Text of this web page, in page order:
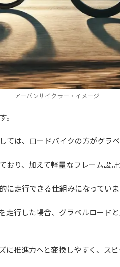
アーバンサイクラー・イメージ
は、ロードバイクの方がグラ
り、加えて軽量なフレーム設計
走行できる仕組みになっていま
行した場合、グラベルロード
推進力へと変換しやすく、ス